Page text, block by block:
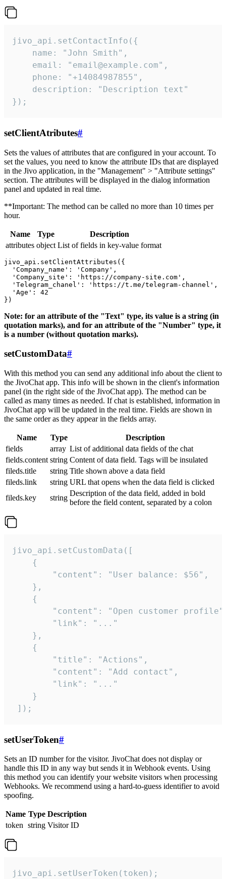
jivo_api.setContactInfo({
    name: "John Smith",
    email: "email@example.com",
    phone: "+14084987855",
    description: "Description text"
});
setClientAtributes#
Sets the values ​​of attributes that are configured in your account. To
set the values, you need to know the attribute IDs that are displayed
in the Jivo application, in the "Management" > "Attribute settings"
section. The attributes will be displayed in the dialog information
panel and updated in real time.
**Important: The method can be called no more than 10 times per
hour.
Name Type
Description
attributes object List of fields in key-value format
jivo_api.setClientAttributes({
  'Company_name': 'Company',
  'Company_site': 'https://company-site.com',
  'Telegram_chanel': 'https://t.me/telegram-channel',
  'Age': 42
Note: for an attribute of the "Text" type, its value is a string (in
quotation marks), and for an attribute of the "Number" type, it
is a number (without quotation marks).
setCustomData#
With this method you can send any additional info about the client to
the JivoChat app. This info will be shown in the client's information
panel (in the right side of the JivoChat app). The method can be
called as many times as needed. If chat is established, information in
JivoChat app will be updated in the real time. Fields are shown in
the same order as they appear in the fields array.
Name Type
Description
fields
array List of additional data fields of the chat
fields.content string Content of data field. Tags will be insulated
fileds.title
string Title shown above a data field
fileds.link
string URL that opens when the data field is clicked
fileds.key
string
Description of the data field, added in bold
before the field content, separated by a colon
jivo_api.setCustomData([
    {
        "content": "User balance: $56",
    },
    {
"content": "Open customer
        "link": "..."
    },
    {
        "title": "Actions",
        "content": "Add contact",
        "link": "..."
    }
]);
setUserToken#
Sets an ID number for the visitor. JivoChat does not display or
handle this ID in any way but sends it in Webhook events. Using
this method you can identify your website visitors when processing
Webhooks. We recommend using a hard-to-guess identifier to avoid
spoofing.
Name Type Description
token string Visitor ID
jivo_api.setUserToken(token);